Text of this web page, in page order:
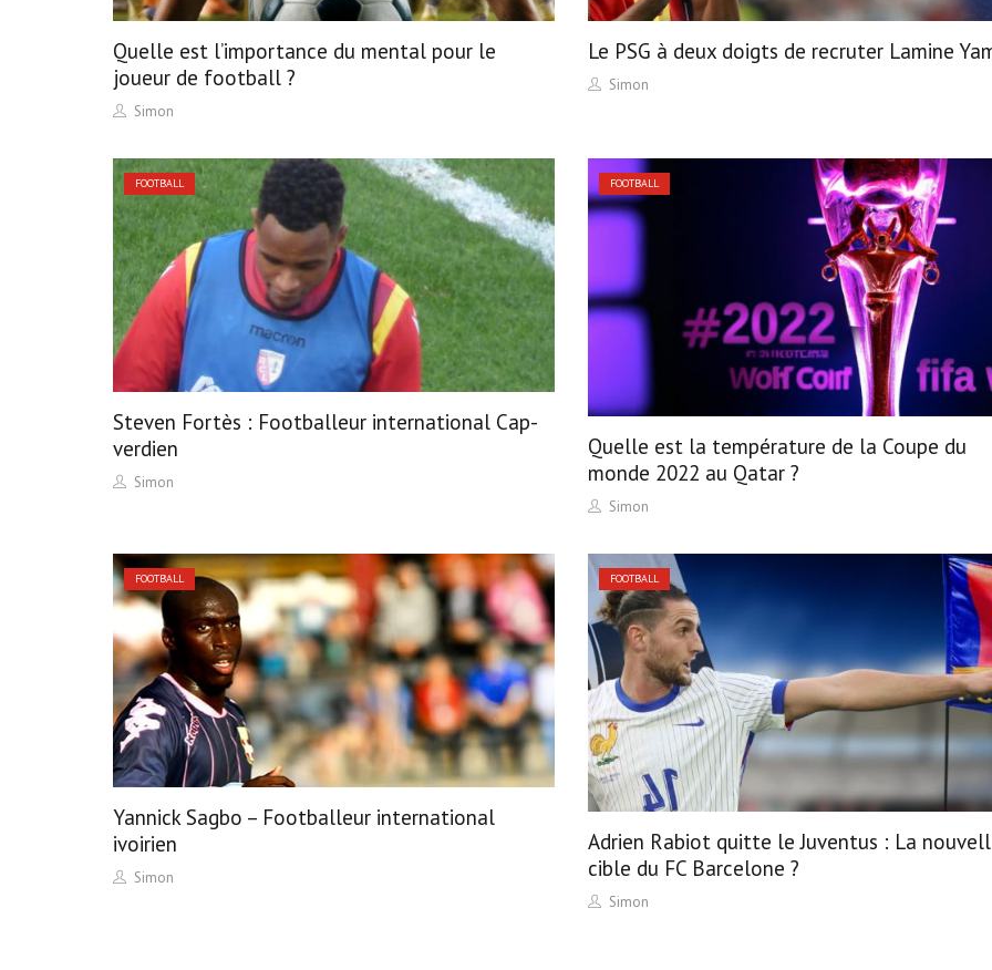
Quelle est l’importance du mental pour le
joueur de football ?
Author
Simon
Le PSG à deux doigts de recruter Lamine
Author
Simon
FOOTBALL
Steven Fortès : Footballeur international Cap-
verdien
Author
Simon
FOOTBALL
Quelle est la température de la Coupe du
monde 2022 au Qatar ?
Author
Simon
FOOTBALL
Yannick Sagbo – Footballeur international
ivoirien
Author
Simon
FOOTBALL
Adrien Rabiot quitte le Juventus : La
cible du FC Barcelone ?
Author
Simon